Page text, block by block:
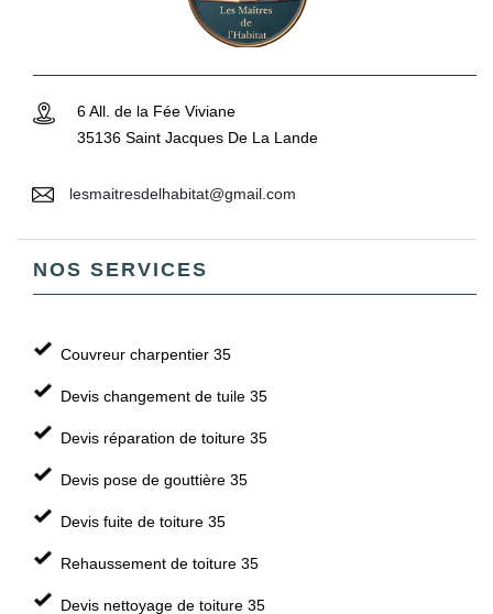
6 All. de la Fée Viviane
35136 Saint Jacques De La Lande
lesmaitresdelhabitat@gmail.com
NOS SERVICES
Couvreur charpentier 35
Devis changement de tuile 35
Devis réparation de toiture 35
Devis pose de gouttière 35
Devis fuite de toiture 35
Rehaussement de toiture 35
Devis nettoyage de toiture 35